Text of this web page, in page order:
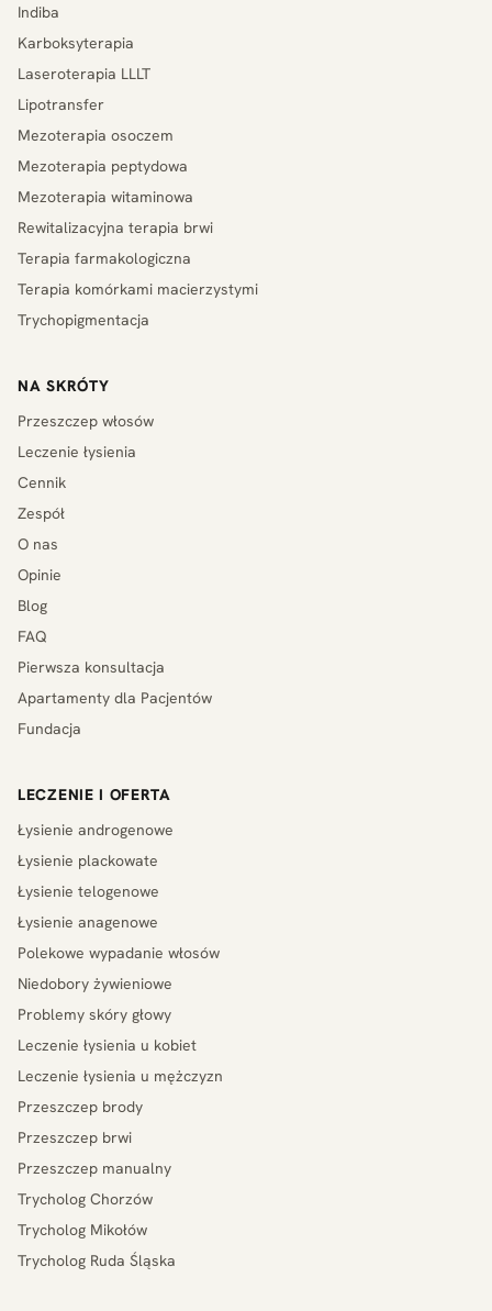
Indiba
Karboksyterapia
Laseroterapia LLLT
Lipotransfer
Mezoterapia osoczem
Mezoterapia peptydowa
Mezoterapia witaminowa
Rewitalizacyjna terapia brwi
Terapia farmakologiczna
Terapia komórkami macierzystymi
Trychopigmentacja
NA SKRÓTY
Przeszczep włosów
Leczenie łysienia
Cennik
Zespół
O nas
Opinie
Blog
FAQ
Pierwsza konsultacja
Apartamenty dla Pacjentów
Fundacja
LECZENIE I OFERTA
Łysienie androgenowe
Łysienie plackowate
Łysienie telogenowe
Łysienie anagenowe
Polekowe wypadanie włosów
Niedobory żywieniowe
Problemy skóry głowy
Leczenie łysienia u kobiet
Leczenie łysienia u mężczyzn
Przeszczep brody
Przeszczep brwi
Przeszczep manualny
Trycholog Chorzów
Trycholog Mikołów
Trycholog Ruda Śląska